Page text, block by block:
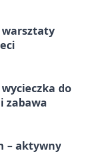
warsztaty
wycieczka do
zabawa
– aktywny